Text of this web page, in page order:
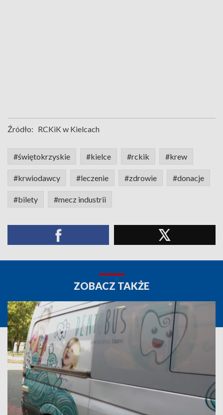
Źródło: RCKiK w Kielcach
#świętokrzyskie #kielce #rckik #krew
#krwiodawcy #leczenie #zdrowie #donacje
#bilety #mecz industrii
ZOBACZ TAKŻE